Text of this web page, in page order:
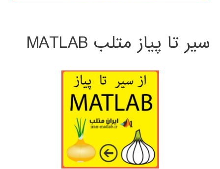
سیر تا پیاز متلب MATLAB